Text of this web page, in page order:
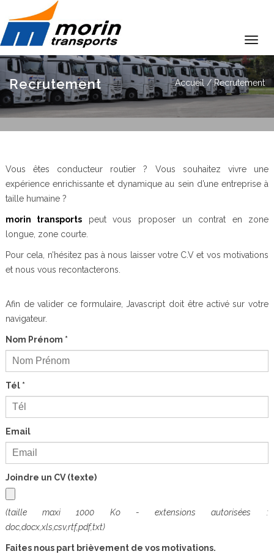
LA SOCIÉTÉ
NOS MÉTIERS
RECRUTEMENT
Recrutement Accueil / Recrutement
Vous êtes conducteur routier ? Vous souhaitez vivre une
expérience enrichissante et dynamique au sein d’une entreprise à
taille humaine ?
morin transports peut vous proposer un contrat en zone
longue, zone courte.
Pour cela, n’hésitez pas à nous laisser votre C.V et vos motivations
et nous vous recontacterons.
Afin de valider ce formulaire, Javascript doit être activé sur votre
navigateur.
Nom Prénom *
Tél *
Email
Joindre un CV (texte)
(taille maxi 1000 Ko - extensions autorisées :
doc,docx,xls,csv,rtf,pdf,txt)
Faites nous part brièvement de vos motivations.